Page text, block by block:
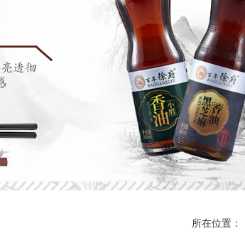
所在位置：